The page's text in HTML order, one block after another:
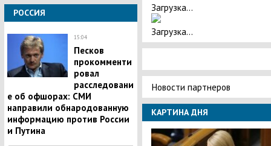
РОССИЯ
15:04
Песков
прокомменти
ровал
расследовани
е об офшорах: СМИ
направили обнародованную
информацию против России
и Путина
Загрузка...
Загрузка...
Новости партнеров
КАРТИНА ДНЯ